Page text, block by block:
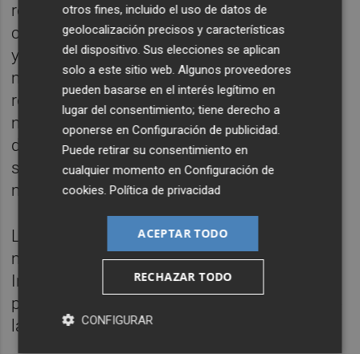
recientemente mediante préstamos
convertibles, una operación que la empresa
ya comunicó al mercado el pasado 18 de
mayo. De esta forma, la firma continúa
reforzando su capacidad financiera en un
momento en el que busca acelerar su
desarrollo comercial e industrial dentro del
sector del almacenamiento energético y la
movilidad eléctrica.
La información ha sido remitida al mercado
mediante una comunicación de Otra
Información Relevante firmada por el
presidente del consejo de administración de
la compañía, Ander Muelas.
otros fines, incluido el uso de datos de
geolocalización precisos y características
del dispositivo. Sus elecciones se aplican
solo a este sitio web. Algunos proveedores
pueden basarse en el interés legítimo en
lugar del consentimiento; tiene derecho a
oponerse enConfiguración de publicidad
Puede retirar su consentimiento en
cualquier momento enConfiguración de
cookies .Política de privacidad
ACEPTAR TODO
RECHAZAR TODO
CONFIGURAR